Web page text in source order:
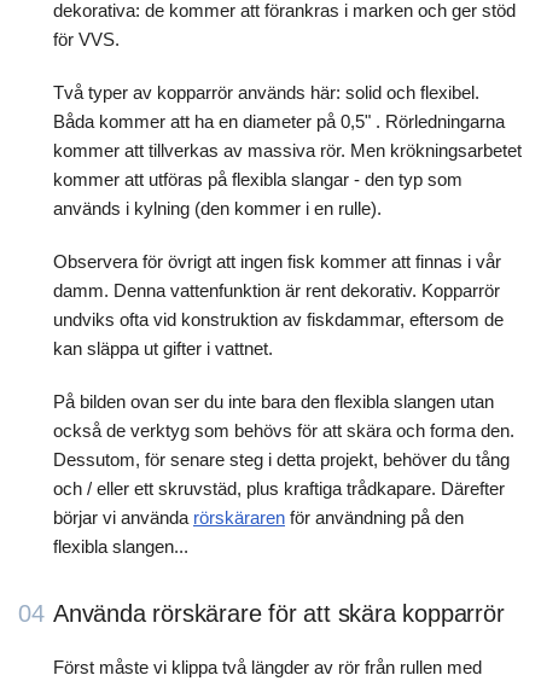
dekorativa: de kommer att förankras i marken och ger stöd
för VVS.
Två typer av kopparrör används här: solid och flexibel.
Båda kommer att ha en diameter på 0,5" . Rörledningarna
kommer att tillverkas av massiva rör. Men krökningsarbetet
kommer att utföras på flexibla slangar - den typ som
används i kylning (den kommer i en rulle).
Observera för övrigt att ingen fisk kommer att finnas i vår
damm. Denna vattenfunktion är rent dekorativ. Kopparrör
undviks ofta vid konstruktion av fiskdammar, eftersom de
kan släppa ut gifter i vattnet.
På bilden ovan ser du inte bara den flexibla slangen utan
också de verktyg som behövs för att skära och forma den.
Dessutom, för senare steg i detta projekt, behöver du tång
och / eller ett skruvstäd, plus kraftiga trådkapare. Därefter
börjar vi använda rörskäraren för användning på den
flexibla slangen...
04 Använda rörskärare för att skära kopparrör
Först måste vi klippa två längder av rör från rullen med